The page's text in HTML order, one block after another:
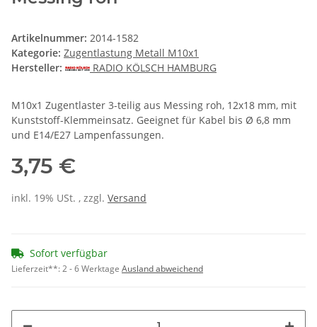
Artikelnummer: 2014-1582
Kategorie: Zugentlastung Metall M10x1
Hersteller:
RADIO KÖLSCH HAMBURG
M10x1 Zugentlaster 3-teilig aus Messing roh, 12x18 mm, mit
Kunststoff-Klemmeinsatz. Geeignet für Kabel bis Ø 6,8 mm
und E14/E27 Lampenfassungen.
3,75 €
inkl. 19% USt. , zzgl. Versand
Sofort verfügbar
Lieferzeit**:2 - 6 Werktage Ausland abweichend